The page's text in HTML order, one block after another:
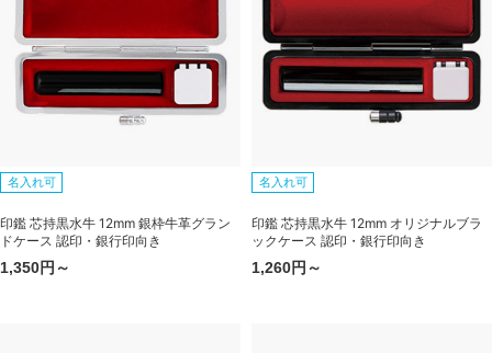
名入れ可
印鑑 芯持黒水牛 12mm 銀枠牛革グラン
ドケース 認印・銀行印向き
1,350円～
名入れ可
印鑑 芯持黒水牛 12mm オリジナルブラ
ックケース 認印・銀行印向き
1,260円～